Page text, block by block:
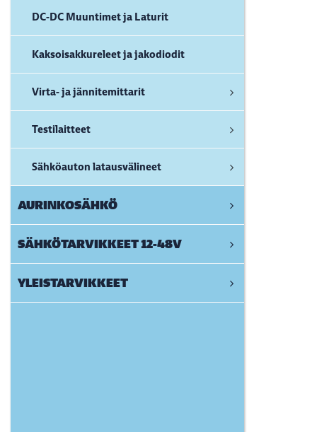
DC-DC Muuntimet ja Laturit
Kaksoisakkureleet ja jakodiodit
Virta- ja jännitemittarit
Testilaitteet
Sähköauton latausvälineet
AURINKOSÄHKÖ
SÄHKÖTARVIKKEET 12-48V
YLEISTARVIKKEET